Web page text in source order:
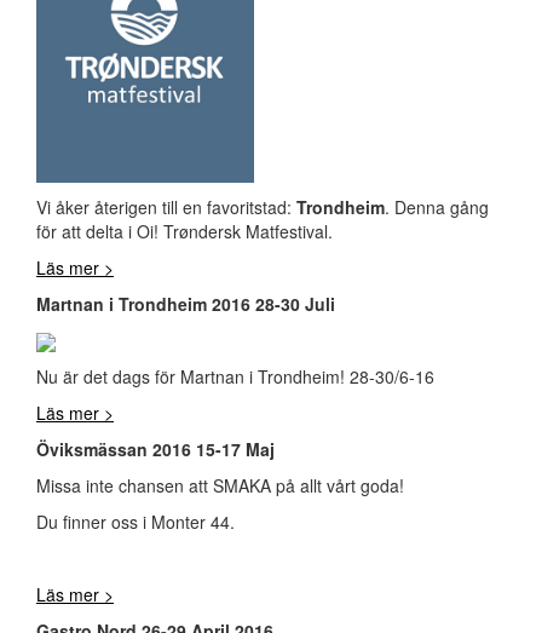
Vi åker återigen till en favoritstad: Trondheim. Denna gång
för att delta i Oi! Trøndersk Matfestival.
Läs mer >
Martnan i Trondheim 2016 28-30 Juli
Nu är det dags för Martnan i Trondheim! 28-30/6-16
Läs mer >
Öviksmässan 2016 15-17 Maj
Missa inte chansen att SMAKA på allt vårt goda!
Du finner oss i Monter 44.
Läs mer >